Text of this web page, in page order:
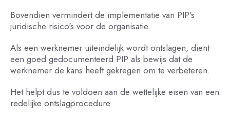
Bovendien vermindert de implementatie van PIP's
juridische risico's voor de organisatie.
Als een werknemer uiteindelijk wordt ontslagen, dient
een goed gedocumenteerd PIP als bewijs dat de
werknemer de kans heeft gekregen om te verbeteren.
Het helpt dus te voldoen aan de wettelijke eisen van een
redelijke ontslagprocedure.